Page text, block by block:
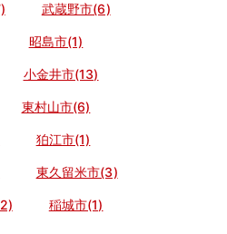
武蔵野市(6)
昭島市(1)
小金井市(13)
東村山市(6)
狛江市(1)
東久留米市(3)
稲城市(1)